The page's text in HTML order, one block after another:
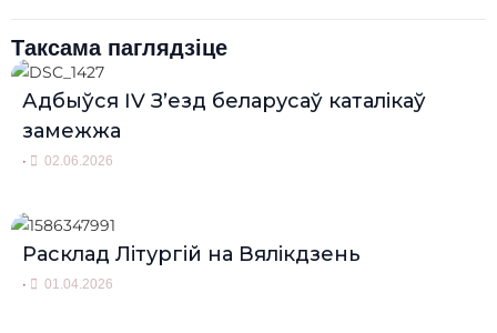
Таксама паглядзіце
Адбыўся IV З’езд беларусаў каталікаў
замежжа
• 02.06.2026
Расклад Літургій на Вялікдзень
• 01.04.2026